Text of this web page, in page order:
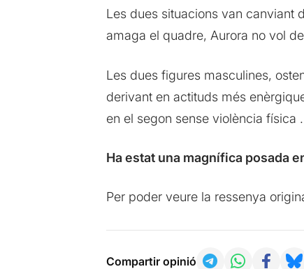
Les dues situacions van canviant
amaga el quadre, Aurora no vol
Les dues figures masculines,
derivant en actituds més
en el segon sense violència
Ha estat una magnífica posada
Per poder veure la ressenya
Compartir opinió